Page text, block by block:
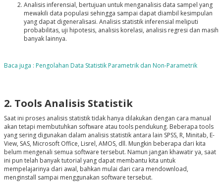
Analisis inferensial, bertujuan untuk menganalisis data sampel yang
mewakili data populasi sehingga sampai dapat diambil kesimpulan
yang dapat digeneralisasi. Analisis statistik inferensial meliputi
probabilitas, uji hipotesis, analisis korelasi, analisis regresi dan masih
banyak lainnya.
Baca juga : Pengolahan Data Statistik Parametrik dan Non-Parametrik
2. Tools Analisis Statistik
Saat ini proses analisis statistik tidak hanya dilakukan dengan cara manual
akan tetapi membutuhkan software atau tools pendukung. Beberapa tools
yang sering digunakan dalam analisis statistik antara lain SPSS, R, Minitab, E-
View, SAS, Microsoft Office, Lisrel, AMOS, dll. Mungkin beberapa dari kita
belum mengenali semua software tersebut. Namun jangan khawatir ya, saat
ini pun telah banyak tutorial yang dapat membantu kita untuk
mempelajarinya dari awal, bahkan mulai dari cara mendownload,
menginstall sampai menggunakan software tersebut.